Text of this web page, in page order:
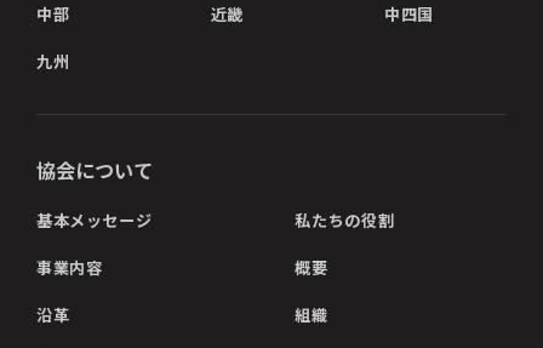
中部 近畿 中四国
九州
協会について
基本メッセージ 私たちの役割
事業内容 概要
沿革 組織